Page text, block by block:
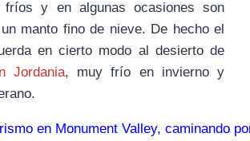
fríos y en algunas ocasiones son
manto fino de nieve. De hecho el
en cierto modo al desierto de
Jordania, muy frío en invierno y